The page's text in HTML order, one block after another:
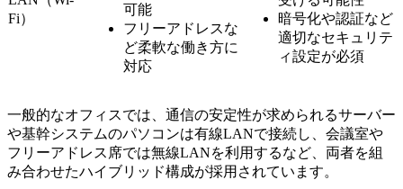
Fi）
可能
フリーアドレスな
ど柔軟な働き方に
対応
暗号化や認証など
適切なセキュリテ
ィ設定が必須
一般的なオフィスでは、通信の安定性が求められるサーバー
や基幹システムのパソコンは有線LANで接続し、会議室や
フリーアドレス席では無線LANを利用するなど、両者を組
み合わせたハイブリッド構成が採用されています。